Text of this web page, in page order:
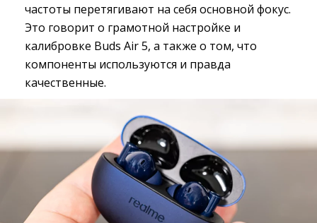
частоты перетягивают на себя основной фокус.
Это говорит о грамотной настройке и
калибровке Buds Air 5, а также о том, что
компоненты используются и правда
качественные.